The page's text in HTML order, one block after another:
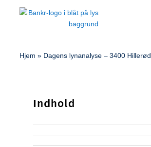
Hjem » Dagens lynanalyse – 3400 Hillerød
Indhold